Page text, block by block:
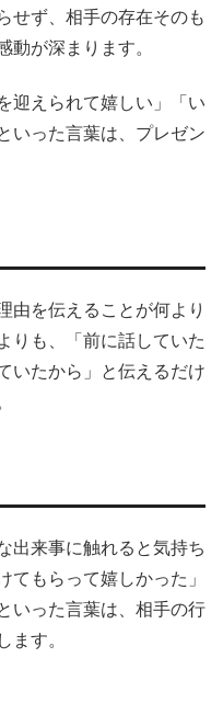
せず、相手の存在そのも
動が深まります。
迎えられて嬉しい」「い
いった言葉は、プレゼン
由を伝えることが何より
りも、「前に話していた
いたから」と伝えるだけ
出来事に触れると気持ち
てもらって嬉しかった」
いった言葉は、相手の行
ます。